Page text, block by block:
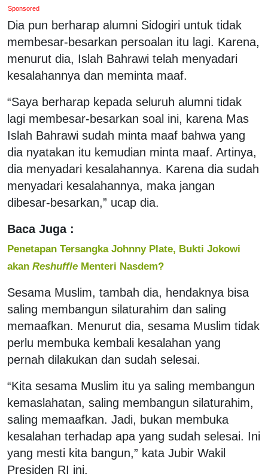
Sponsored
Dia pun berharap alumni Sidogiri untuk tidak
membesar-besarkan persoalan itu lagi. Karena,
menurut dia, Islah Bahrawi telah menyadari
kesalahannya dan meminta maaf.
“Saya berharap kepada seluruh alumni tidak
lagi membesar-besarkan soal ini, karena Mas
Islah Bahrawi sudah minta maaf bahwa yang
dia nyatakan itu kemudian minta maaf. Artinya,
dia menyadari kesalahannya. Karena dia sudah
menyadari kesalahannya, maka jangan
dibesar-besarkan,” ucap dia.
Baca Juga :
Penetapan Tersangka Johnny Plate, Bukti Jokowi
akan Reshuffle Menteri Nasdem?
Sesama Muslim, tambah dia, hendaknya bisa
saling membangun silaturahim dan saling
memaafkan. Menurut dia, sesama Muslim tidak
perlu membuka kembali kesalahan yang
pernah dilakukan dan sudah selesai.
“Kita sesama Muslim itu ya saling membangun
kemaslahatan, saling membangun silaturahim,
saling memaafkan. Jadi, bukan membuka
kesalahan terhadap apa yang sudah selesai. Ini
yang mesti kita bangun,” kata Jubir Wakil
Presiden RI ini.